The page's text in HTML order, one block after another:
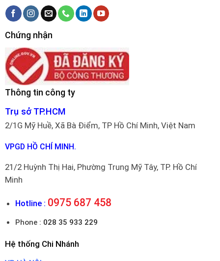
Chứng nhận
Thông tin công ty
Trụ sở TP.HCM
2/1G Mỹ Huề, Xã Bà Điểm, TP Hồ Chí Minh, Việt Nam
VPGD HỒ CHÍ MINH.
21/2 Huỳnh Thị Hai, Phường Trung Mỹ Tây, TP. Hồ Chí
Minh
Hotline : 0975 687 458
Phone : 028 35 933 229
Hệ thống Chi Nhánh